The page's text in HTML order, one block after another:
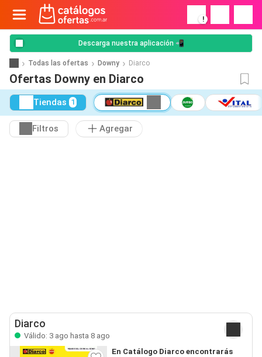
!
Descarga nuestra aplicación 📲
Todas las ofertas Downy Diarco
Ofertas Downy en Diarco
Tiendas 1
Filtros Agregar
Diarco
Válido: 3 ago hasta 8 ago
En Catálogo Diarco encontrarás